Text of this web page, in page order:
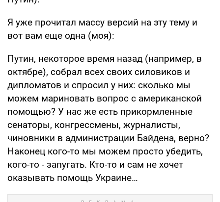
Я уже прочитал массу версий на эту тему и
вот вам еще одна (моя):
Путин, некоторое время назад (например, в
октябре), собрал всех своих силовиков и
дипломатов и спросил у них: сколько мы
можем мариновать вопрос с американской
помощью? У нас же есть прикормленные
сенаторы, конгрессмены, журналисты,
чиновники в администрации Байдена, верно?
Наконец кого-то мы можем просто убедить,
кого-то - запугать. Кто-то и сам не хочет
оказывать помощь Украине…